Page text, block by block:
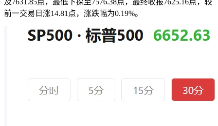
前一交易日涨14.81点，涨跌幅为0.19%。